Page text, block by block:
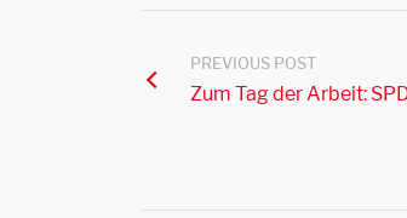
PREVIOUS POST
Zum Tag der Arbeit: